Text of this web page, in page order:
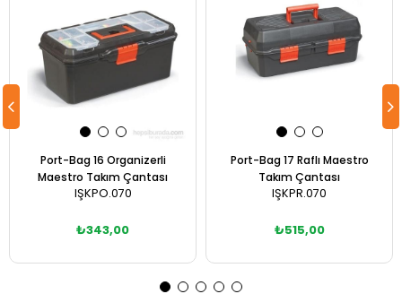
Port-Bag 16 Organizerli
Maestro Takım Çantası
IŞKPO.070
₺343,00
Port-Bag 17 Raflı Maestro
Takım Çantası
IŞKPR.070
₺515,00